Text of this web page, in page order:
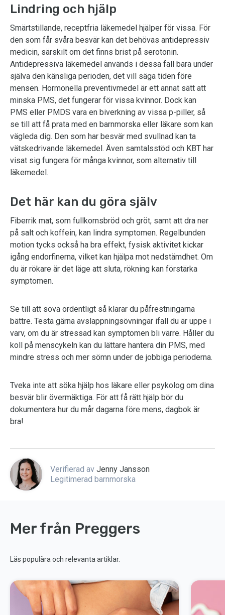
Lindring och hjälp
Smärtstillande, receptfria läkemedel hjälper för vissa. För
den som får svåra besvär kan det behövas antidepressiv
medicin, särskilt om det finns brist på serotonin.
Antidepressiva läkemedel används i dessa fall bara under
själva den känsliga perioden, det vill säga tiden före
mensen. Hormonella preventivmedel är ett annat sätt att
minska PMS, det fungerar för vissa kvinnor. Dock kan
PMS eller PMDS vara en biverkning av vissa p-piller, så
se till att få prata med en barnmorska eller läkare som kan
vägleda dig. Den som har besvär med svullnad kan ta
vätskedrivande läkemedel. Även samtalsstöd och KBT har
visat sig fungera för många kvinnor, som alternativ till
läkemedel.
Det här kan du göra själv
Fiberrik mat, som fullkornsbröd och gröt, samt att dra ner
på salt och koffein, kan lindra symptomen. Regelbunden
motion tycks också ha bra effekt, fysisk aktivitet kickar
igång endorfinerna, vilket kan hjälpa mot nedstämdhet. Om
du är rökare är det läge att sluta, rökning kan förstärka
symptomen.
Se till att sova ordentligt så klarar du påfrestningarna
bättre. Testa gärna avslappningsövningar ifall du är uppe i
varv, om du är stressad kan symptomen bli värre. Håller du
koll på menscykeln kan du lättare hantera din PMS, med
mindre stress och mer sömn under de jobbiga perioderna.
Tveka inte att söka hjälp hos läkare eller psykolog om dina
besvär blir övermäktiga. För att få rätt hjälp bör du
dokumentera hur du mår dagarna före mens, dagbok är
bra!
Verifierad av Jenny Jansson
Legitimerad barnmorska
Mer från Preggers
Läs populära och relevanta artiklar.